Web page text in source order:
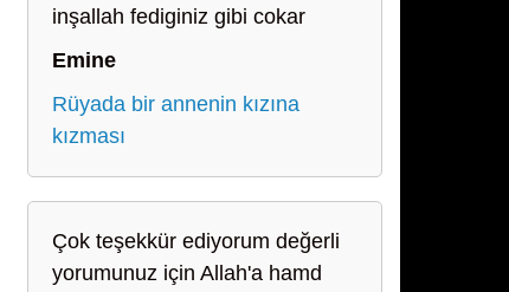
inşallah fediginiz gibi cokar
Emine
Rüyada bir annenin kızına
kızması
Çok teşekkür ediyorum değerli
yorumunuz için Allah'a hamd